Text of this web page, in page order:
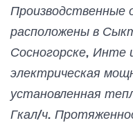
Производственные
расположены в
Сосногорске, Инте
электрическая
установленная
Гкал/ч.